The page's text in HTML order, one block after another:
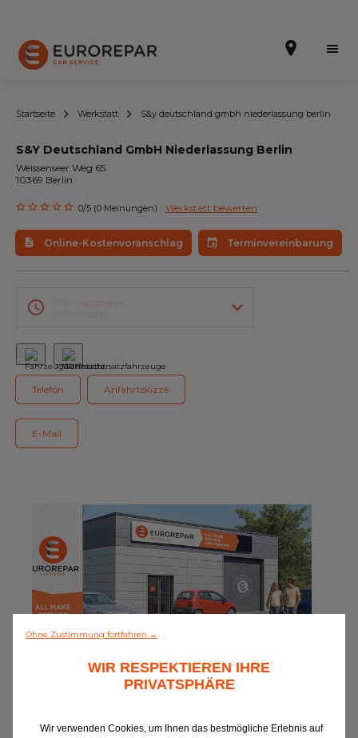
Terminvereinbarung
Online-Kostenvoranschlag
Die Marke
Leistungen
Angebote
Unser Sortiment EUROREPAR
Kundenservice
Alle Werkstätten
Startseite Werkstatt S&y deutschland gmbh niederlassung berlin
S&Y Deutschland GmbH Niederlassung Berlin
Weissenseer Weg 65
10369 Berlin
0/5 (0 Meinungen) Werkstatt bewerten
Online-Kostenvoranschlag Terminvereinbarung
Telefon Anfahrtskizze
E-Mail
0/5 (0 Meinungen)
Ohne Zustimmung fortfahren →
WIR RESPEKTIEREN IHRE
PRIVATSPHÄRE
Wir verwenden Cookies, um Ihnen das bestmögliche Erlebnis auf